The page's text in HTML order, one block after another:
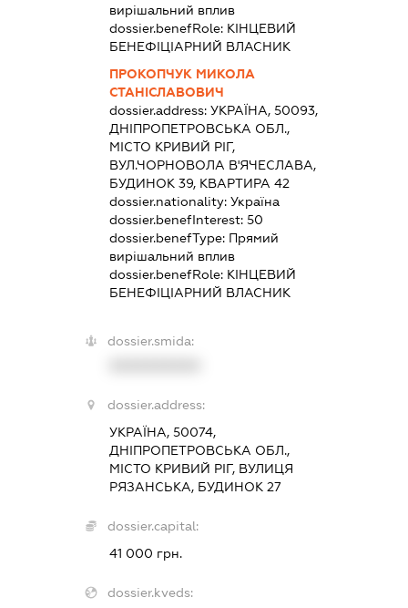
вирішальний вплив
dossier.benefRole: КІНЦЕВИЙ
БЕНЕФІЦІАРНИЙ ВЛАСНИК
ПРОКОПЧУК МИКОЛА
СТАНІСЛАВОВИЧ
dossier.address: УКРАЇНА, 50093,
ДНІПРОПЕТРОВСЬКА ОБЛ.,
МІСТО КРИВИЙ РІГ,
ВУЛ.ЧОРНОВОЛА В'ЯЧЕСЛАВА,
БУДИНОК 39, КВАРТИРА 42
dossier.nationality: Україна
dossier.benefInterest: 50
dossier.benefType: Прямий
вирішальний вплив
dossier.benefRole: КІНЦЕВИЙ
БЕНЕФІЦІАРНИЙ ВЛАСНИК
dossier.smida:
dossier.address:
УКРАЇНА, 50074,
ДНІПРОПЕТРОВСЬКА ОБЛ.,
МІСТО КРИВИЙ РІГ, ВУЛИЦЯ
РЯЗАНСЬКА, БУДИНОК 27
dossier.capital:
41 000 грн.
dossier.kveds: